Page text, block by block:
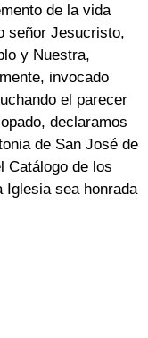
de la vida
señor Jesucristo,
y Nuestra,
invocado
el parecer
declaramos
de San José de
Catálogo de los
Iglesia sea honrada